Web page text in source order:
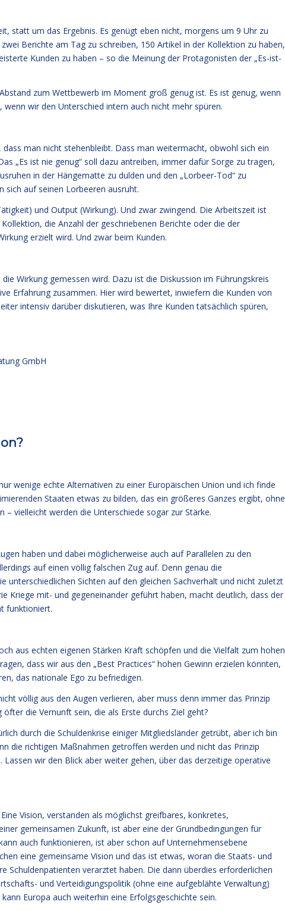
statt um das Ergebnis. Es genügt eben nicht, morgens um 9 Uhr zu
Berichte am Tag zu schreiben, 150 Artikel in der Kollektion zu haben,
Kunden zu haben – so die Meinung der Protagonisten der „Es-ist-
zum Wettbewerb im Moment groß genug ist. Es ist genug, wenn
wir den Unterschied intern auch nicht mehr spüren.
dass man nicht stehenbleibt. Dass man weitermacht, obwohl sich ein
„Es ist nie genug“ soll dazu antreiben, immer dafür Sorge zu tragen,
in der Hängematte zu dulden und den „Lorbeer-Tod“ zu
sich auf seinen Lorbeeren ausruht.
und Output (Wirkung). Und zwar zwingend. Die Arbeitszeit ist
die Anzahl der geschriebenen Berichte oder die der
erzielt wird. Und zwar beim Kunden.
Wirkung gemessen wird. Dazu ist die Diskussion im Führungskreis
Erfahrung zusammen. Hier wird bewertet, inwiefern die Kunden von
intensiv darüber diskutieren, was Ihre Kunden tatsächlich spüren,
GmbH
wenige echte Alternativen zu einer Europäischen Union und ich finde
Staaten etwas zu bilden, das ein größeres Ganzes ergibt, ohne
vielleicht werden die Unterschiede sogar zur Stärke.
haben und dabei möglicherweise auch auf Parallelen zu den
auf einen völlig falschen Zug auf. Denn genau die
unterschiedlichen Sichten auf den gleichen Sachverhalt und nicht zuletzt
Kriege mit- und gegeneinander geführt haben, macht deutlich, dass der
funktioniert.
aus echten eigenen Stärken Kraft schöpfen und die Vielfalt zum hohen
dass wir aus den „Best Practices“ hohen Gewinn erzielen könnten,
das nationale Ego zu befriedigen.
völlig aus den Augen verlieren, aber muss denn immer das Prinzip
die Vernunft sein, die als Erste durchs Ziel geht?
durch die Schuldenkrise einiger Mitgliedsländer getrübt, aber ich bin
die richtigen Maßnahmen getroffen werden und nicht das Prinzip
wir den Blick aber weiter gehen, über das derzeitige operative
Vision, verstanden als möglichst greifbares, konkretes,
gemeinsamen Zukunft, ist aber eine der Grundbedingungen für
auch funktionieren, ist aber schon auf Unternehmensebene
eine gemeinsame Vision und das ist etwas, woran die Staats- und
Schuldenpatienten verarztet haben. Die dann überdies erforderlichen
und Verteidigungspolitik (ohne eine aufgeblähte Verwaltung)
Europa auch weiterhin eine Erfolgsgeschichte sein.